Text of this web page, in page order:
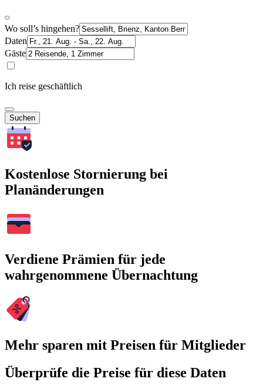
Wo soll’s hingehen?
Daten
Gäste
Ich reise geschäftlich
Suchen
Kostenlose Stornierung bei
Planänderungen
Verdiene Prämien für jede
wahrgenommene Übernachtung
Mehr sparen mit Preisen für Mitglieder
Überprüfe die Preise für diese Daten